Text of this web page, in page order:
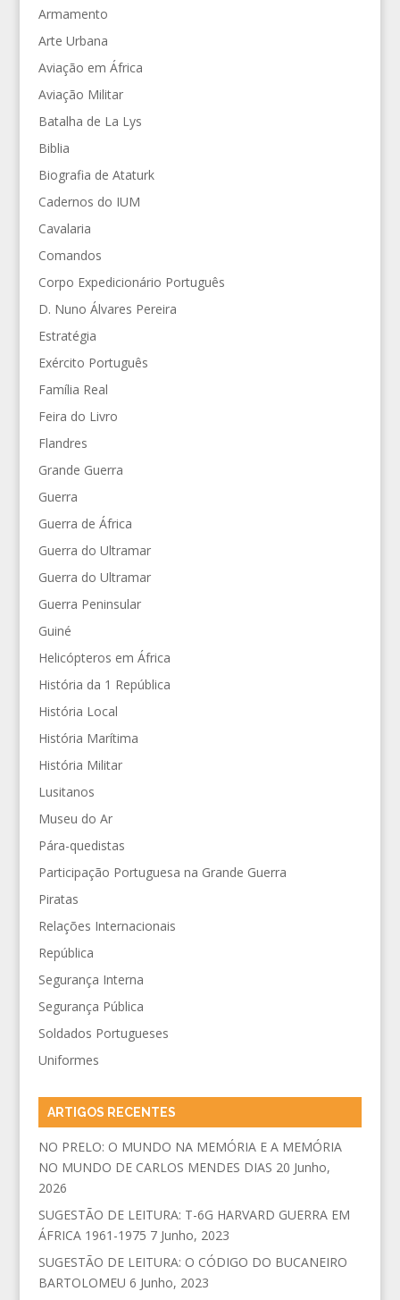
Armamento
Arte Urbana
Aviação em África
Aviação Militar
Batalha de La Lys
Biblia
Biografia de Ataturk
Cadernos do IUM
Cavalaria
Comandos
Corpo Expedicionário Português
D. Nuno Álvares Pereira
Estratégia
Exército Português
Família Real
Feira do Livro
Flandres
Grande Guerra
Guerra
Guerra de África
Guerra do Ultramar
Guerra do Ultramar
Guerra Peninsular
Guiné
Helicópteros em África
História da 1 República
História Local
História Marítima
História Militar
Lusitanos
Museu do Ar
Pára-quedistas
Participação Portuguesa na Grande Guerra
Piratas
Relações Internacionais
República
Segurança Interna
Segurança Pública
Soldados Portugueses
Uniformes
ARTIGOS RECENTES
NO PRELO: O MUNDO NA MEMÓRIA E A MEMÓRIA
NO MUNDO DE CARLOS MENDES DIAS 20 Junho,
2026
SUGESTÃO DE LEITURA: T-6G HARVARD GUERRA EM
ÁFRICA 1961-1975 7 Junho, 2023
SUGESTÃO DE LEITURA: O CÓDIGO DO BUCANEIRO
BARTOLOMEU 6 Junho, 2023